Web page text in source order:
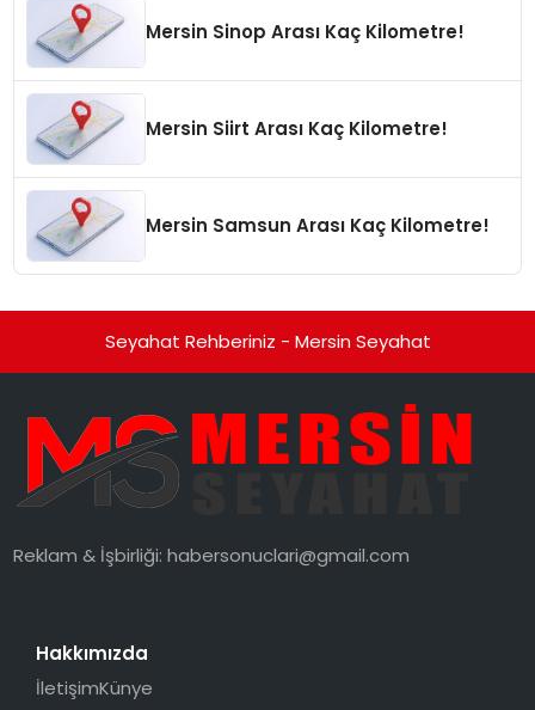
Mersin Sinop Arası Kaç Kilometre!
Mersin Siirt Arası Kaç Kilometre!
Mersin Samsun Arası Kaç Kilometre!
Seyahat Rehberiniz - Mersin Seyahat
Reklam & İşbirliği:habersonuclari@gmail.com
Hakkımızda
İletişimKünye